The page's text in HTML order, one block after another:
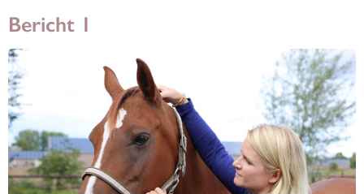
Bericht 1